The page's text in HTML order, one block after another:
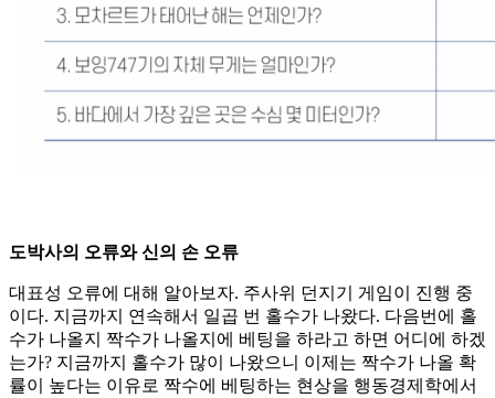
도박사의 오류와 신의 손 오류
대표성 오류에 대해 알아보자. 주사위 던지기 게임이 진행 중
이다. 지금까지 연속해서 일곱 번 홀수가 나왔다. 다음번에 홀
수가 나올지 짝수가 나올지에 베팅을 하라고 하면 어디에 하겠
는가? 지금까지 홀수가 많이 나왔으니 이제는 짝수가 나올 확
률이 높다는 이유로 짝수에 베팅하는 현상을 행동경제학에서